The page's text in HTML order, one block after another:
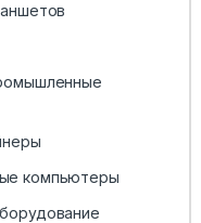
компьютеры